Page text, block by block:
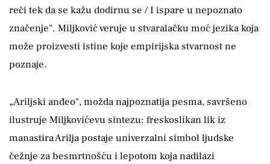
reči tek da se kažu dodirnu se / I ispare u nepoznato
značenje". Miljković veruje u stvaralačku moć jezika koja
može proizvesti istine koje empirijska stvarnost ne
poznaje.
„Ariljski anđeo", možda najpoznatija pesma, savršeno
ilustruje Miljkovićevu sintezu: freskoslikan lik iz
manastira Arilja postaje univerzalni simbol ljudske
čežnje za besmrtnošću i lepotom koja nadilazi